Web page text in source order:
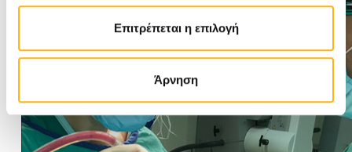
Επιτρέπεται η επιλογή
Άρνηση